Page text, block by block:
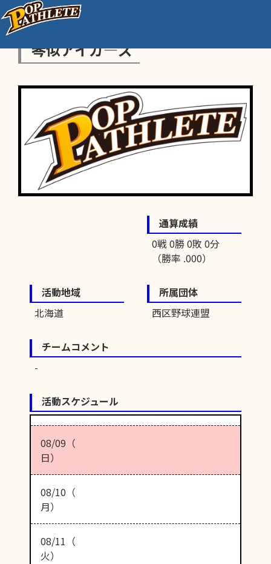
琴似アイガ―ズ
通算成績
0戦 0勝 0敗 0分
（勝率 .000）
活動地域
北海道
所属団体
西区野球連盟
チームコメント
活動スケジュール
08/09（
日）
08/10（
月）
08/11（
火）